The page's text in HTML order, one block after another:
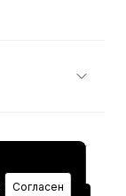
Согласен